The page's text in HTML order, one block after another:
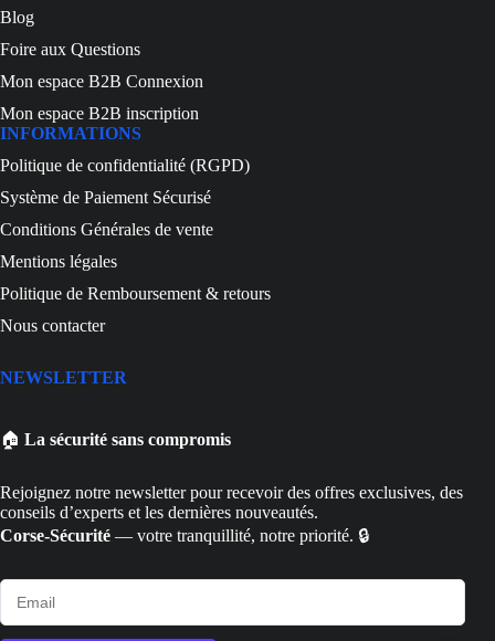
Blog
Foire aux Questions
Mon espace B2B Connexion
Mon espace B2B inscription
INFORMATIONS
Politique de confidentialité (RGPD)
Système de Paiement Sécurisé
Conditions Générales de vente
Mentions légales
Politique de Remboursement & retours
Nous contacter
NEWSLETTER
🏠 La sécurité sans compromis
Rejoignez notre newsletter pour recevoir des offres exclusives, des
conseils d’experts et les dernières nouveautés.
Corse-Sécurité — votre tranquillité, notre priorité. 🔒